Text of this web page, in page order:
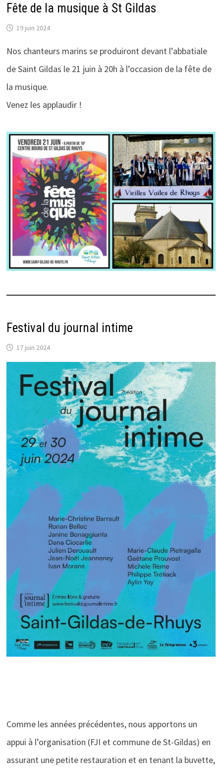
Fête de la musique à St Gildas
19 juin 2024
Nos chanteurs marins se produiront devant l’abbatiale
de Saint Gildas le 21 juin à 20h à l’occasion de la fête de
la musique.
Venez les applaudir !
Festival du journal intime
17 juin 2024
Comme les années précédentes, nous apportons un
appui à l’organisation (FJI et commune de St-Gildas) en
assurant une petite restauration et en tenant la buvette,